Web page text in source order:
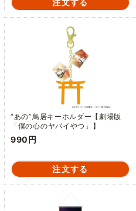
“あの”鳥居キーホルダー【劇場版
「僕の心のヤバイやつ」】
990円